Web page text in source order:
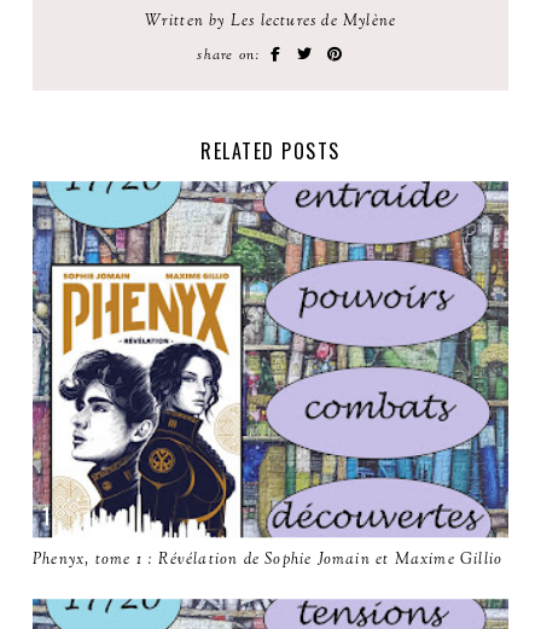
Written by Les lectures de Mylène
share on:
RELATED POSTS
Phenyx, tome 1 : Révélation de Sophie Jomain et Maxime Gillio